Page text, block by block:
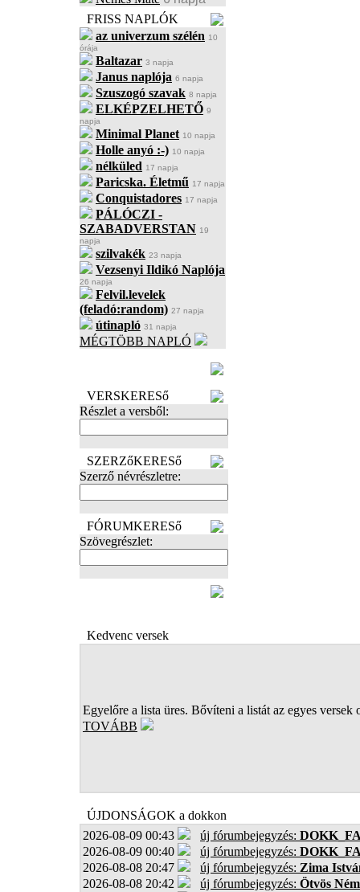
FRISS NAPLÓK
az univerzum szélén 10
órája
Baltazar 3 napja
Janus naplója 6 napja
Szuszogó szavak 8 napja
ELKÉPZELHETŐ 9
napja
Minimal Planet 10 napja
Holle anyó :-) 10 napja
nélküled 17 napja
Paricska. Életmű 17 napja
Conquistadores 17 napja
PÁLÓCZI -
SZABADVERSTAN 19
napja
szilvakék 23 napja
Vezsenyi Ildikó Naplója
26 napja
Felvil.levelek
(feladó:random) 27 napja
útinapló 31 napja
MÉGTÖBB NAPLÓ
VERSKERESő
Részlet a versből:
SZERZőKERESő
Szerző névrészletre:
FÓRUMKERESő
Szövegrészlet:
Kedvenc versek
Egyelőre a lista üres. Bővíteni a listát az egyes versek
TOVÁBB
ÚJDONSÁGOK a dokkon
2026-08-09 00:43
új fórumbejegyzés:
2026-08-09 00:40
új fórumbejegyzés:
2026-08-08 20:47
új fórumbejegyzés: Zima
2026-08-08 20:42
új fórumbejegyzés: Ötvös